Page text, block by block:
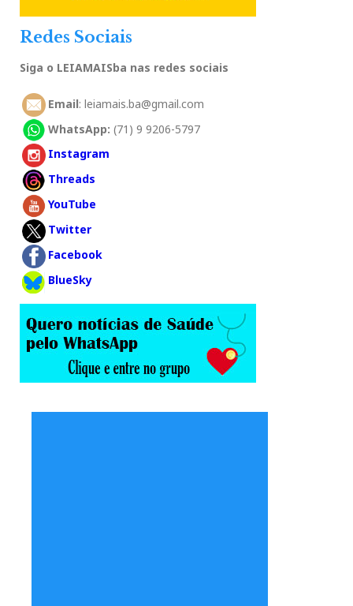
Redes Sociais
Siga o LEIAMAISba nas redes sociais
Email: leiamais.ba@gmail.com
WhatsApp: (71) 9 9206-5797
Instagram
Threads
YouTube
Twitter
Facebook
BlueSky